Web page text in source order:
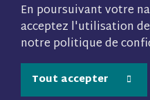
En poursuivant votre
acceptez l'utilisation
notre politique de
Tout accepter
e
b
o
o
k
(
t
a
g
r
a
m
t
e
r
e
s
t
recevoir notre
ne manquez
information sur
webinaires et